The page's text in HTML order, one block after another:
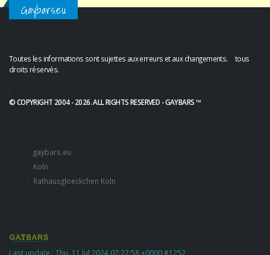
Gaybars.eu
Toutes les informations sont sujettes aux erreurs et aux changements. tous
droits réservés.
.
© COPYRIGHT 2004 - 2026. ALL RIGHTS RESERVED - GAYBARS ™
gaybars.eu
Koln
Rathausgloeckchen Koln
Last update : Thu, 11 Jul 2024 07:27:58 +0000 #1252